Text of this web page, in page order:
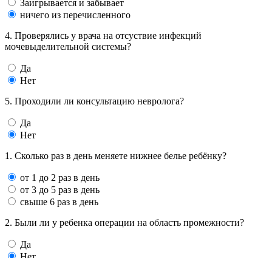
Заигрывается и забывает
ничего из перечисленного
4. Проверялись у врача на отсуствие инфекций
мочевыделительной системы?
Да
Нет
5. Проходили ли консультацию невролога?
Да
Нет
1. Сколько раз в день меняете нижнее белье ребёнку?
от 1 до 2 раз в день
от 3 до 5 раз в день
свыше 6 раз в день
2. Были ли у ребенка операции на область промежности?
Да